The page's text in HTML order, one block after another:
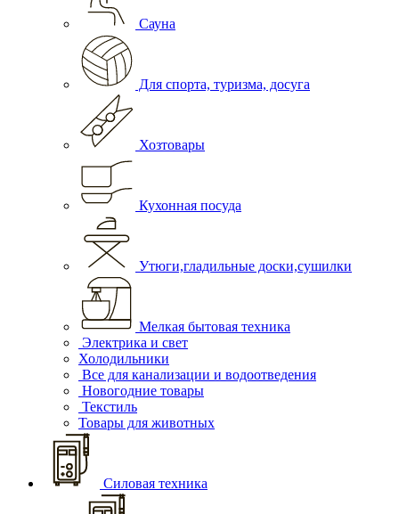
Сауна
Для спорта, туризма, досуга
Хозтовары
Кухонная посуда
Утюги,гладильные доски,сушилки
Мелкая бытовая техника
Электрика и свет
Холодильники
Все для канализации и водоотведения
Новогодние товары
Текстиль
Товары для животных
Силовая техника